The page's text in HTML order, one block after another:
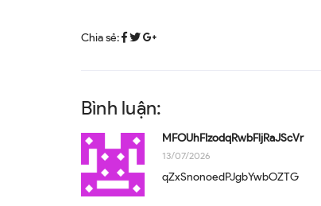
Chia sẻ:
Bình luận:
MFOUhFIzodqRwbFljRaJScVr
13/07/2026
qZxSnonoedPJgbYwbOZTG